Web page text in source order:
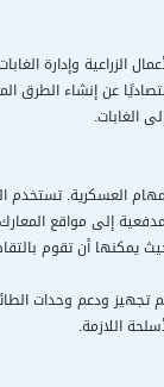
الزراعية وإدارة
عن إنشاء الطرق
الغابات.
العسكرية. تستخدم
إلى مواقع
يمكنها أن تقوم
تجهيز ودعم وحدات
اللازمة.